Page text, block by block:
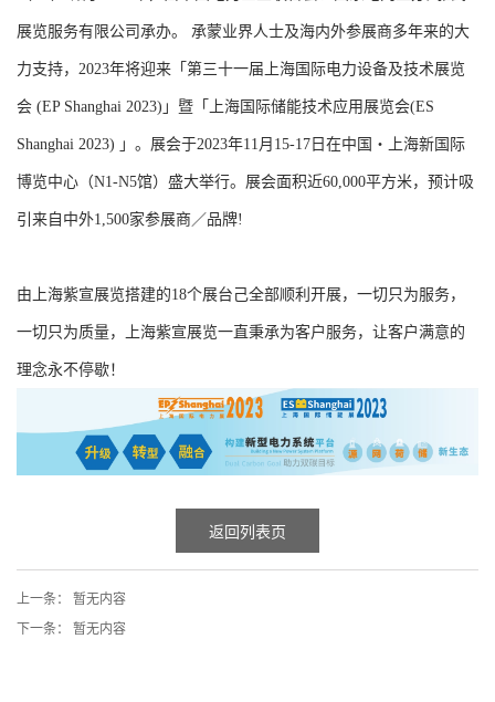
展览服务有限公司承办。 承蒙业界人士及海内外参展商多年来的大
力支持，2023年将迎来「第三十一届上海国际电力设备及技术展览
会 (EP Shanghai 2023)」暨「上海国际储能技术应用展览会(ES
Shanghai 2023) 」。展会于2023年11月15-17日在中国‧上海新国际
博览中心（N1-N5馆）盛大举行。展会面积近60,000平方米，预计吸
引来自中外1,500家参展商／品牌!
由上海紫宣展览搭建的18个展台己全部顺利开展，一切只为服务，
一切只为质量，上海紫宣展览一直秉承为客户服务，让客户满意的
理念永不停歇！
返回列表页
上一条：
暂无内容
下一条：
暂无内容